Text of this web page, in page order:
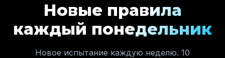
Новые правила
каждый понедельник
Новое испытание каждую неделю. 10